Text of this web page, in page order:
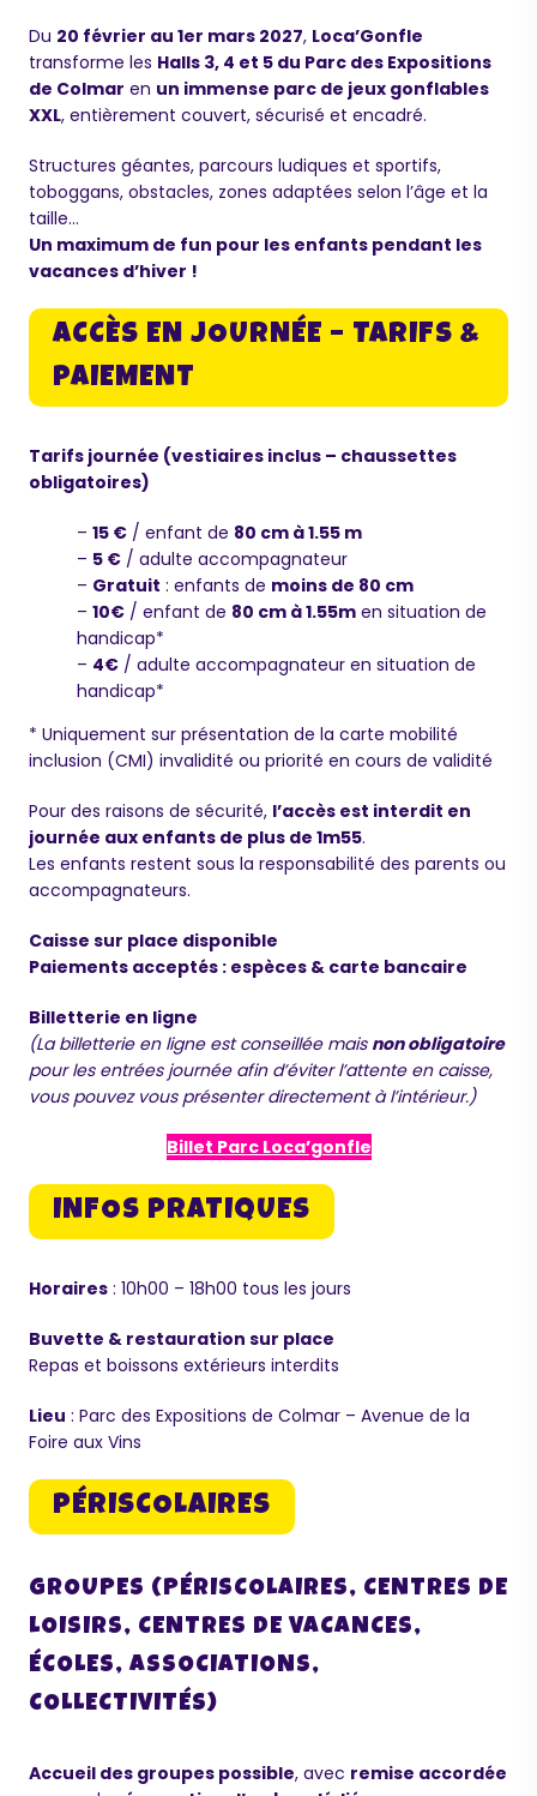
Du 20 février au 1er mars 2027, Loca’Gonfle
transforme les Halls 3, 4 et 5 du Parc des Expositions
de Colmar en un immense parc de jeux gonflables
XXL, entièrement couvert, sécurisé et encadré.
Structures géantes, parcours ludiques et sportifs,
toboggans, obstacles, zones adaptées selon l’âge et la
taille…
Un maximum de fun pour les enfants pendant les
vacances d’hiver !
ACCÈS EN JOURNÉE – TARIFS &
PAIEMENT
Tarifs journée (vestiaires inclus – chaussettes
obligatoires)
– 15 € / enfant de 80 cm à 1.55 m
– 5 € / adulte accompagnateur
– Gratuit : enfants de moins de 80 cm
– 10€ / enfant de 80 cm à 1.55m en situation de
handicap*
– 4€ / adulte accompagnateur en situation de
handicap*
* Uniquement sur présentation de la carte mobilité
inclusion (CMI) invalidité ou priorité en cours de validité
Pour des raisons de sécurité, l’accès est interdit en
journée aux enfants de plus de 1m55.
Les enfants restent sous la responsabilité des parents ou
accompagnateurs.
Caisse sur place disponible
Paiements acceptés : espèces & carte bancaire
Billetterie en ligne
(La billetterie en ligne est conseillée mais non obligatoire
pour les entrées journée afin d’éviter l’attente en caisse,
vous pouvez vous présenter directement à l’intérieur.)
Billet Parc Loca’gonfle
INFOS PRATIQUES
Horaires : 10h00 – 18h00 tous les jours
Buvette & restauration sur place
Repas et boissons extérieurs interdits
Lieu : Parc des Expositions de Colmar – Avenue de la
Foire aux Vins
PÉRISCOLAIRES
GROUPES (PÉRISCOLAIRES, CENTRES DE
LOISIRS, CENTRES DE VACANCES,
ÉCOLES, ASSOCIATIONS,
COLLECTIVITÉS)
Accueil des groupes possible, avec remise accordée
Configurateur IA · En ligne